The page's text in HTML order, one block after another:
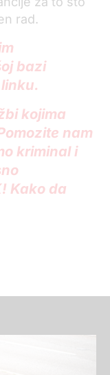
rad.
bazi
kojima
nam
kriminal i
Kako da